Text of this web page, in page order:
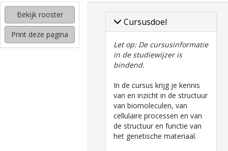
kijken
hoe
mijn
rooster
eruit
Bekijk rooster
Print deze pagina
Cursusdoel
Let op: De cursusinformatie
in de studiewijzer is
bindend.
In de cursus krijg je kennis
van en inzicht in de structuur
van biomoleculen, van
cellulaire processen en van
de structuur en functie van
het genetische materiaal.